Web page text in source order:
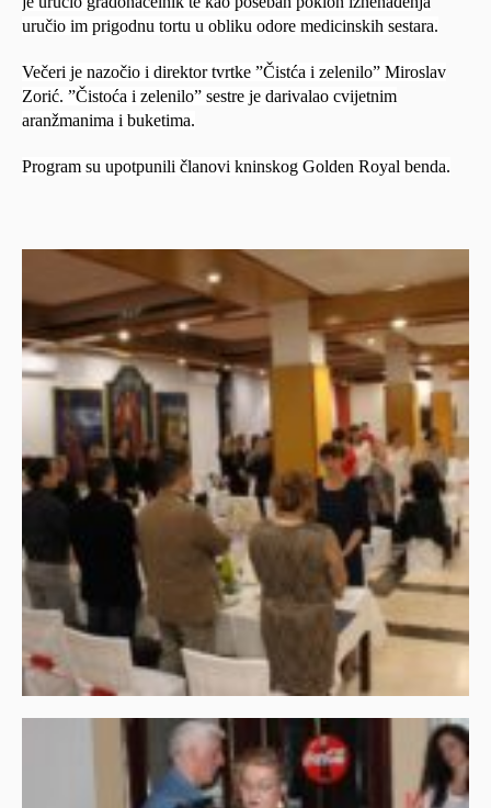
uručio im prigodnu tortu u obliku odore medicinskih sestara.
Večeri je nazočio i direktor tvrtke ”Čistća i zelenilo” Miroslav
Zorić. ”Čistoća i zelenilo” sestre je darivalao cvijetnim
aranžmanima i buketima.
Program su upotpunili članovi kninskog Golden Royal benda.